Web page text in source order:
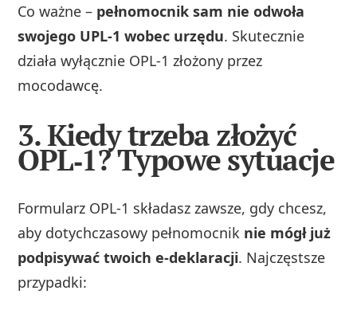
Co ważne – pełnomocnik sam nie odwoła
swojego UPL‑1 wobec urzędu. Skutecznie
działa wyłącznie OPL‑1 złożony przez
mocodawcę.
3. Kiedy trzeba złożyć
OPL‑1? Typowe sytuacje
Formularz OPL‑1 składasz zawsze, gdy chcesz,
aby dotychczasowy pełnomocnik nie mógł już
podpisywać twoich e‑deklaracji. Najczęstsze
przypadki: